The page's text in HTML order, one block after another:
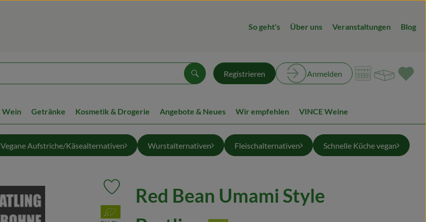
So geht's Über uns Veranstaltungen Blog
Registrieren Anmelden
Suchen
Wein Getränke Kosmetik & Drogerie Angebote & Neues Wir empfehlen VINCE Weine
Vegane Aufstriche/Käsealternativen Wurstalternativen Fleischalternativen Schnelle Küche vegan
Red Bean Umami Style
Produkt zu Favouriten hinzufügen
, Verband: